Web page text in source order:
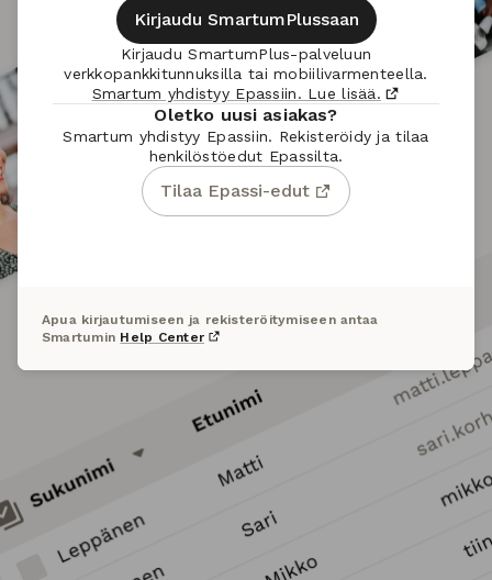
Kirjaudu SmartumPlussaan
Kirjaudu SmartumPlus-palveluun
verkkopankkitunnuksilla tai mobiilivarmenteella.
Smartum yhdistyy Epassiin. Lue lisää.
Oletko uusi asiakas?
Smartum yhdistyy Epassiin. Rekisteröidy ja tilaa
henkilöstöedut Epassilta.
Tilaa Epassi-edut
Apua kirjautumiseen ja rekisteröitymiseen antaa
Smartumin Help Center